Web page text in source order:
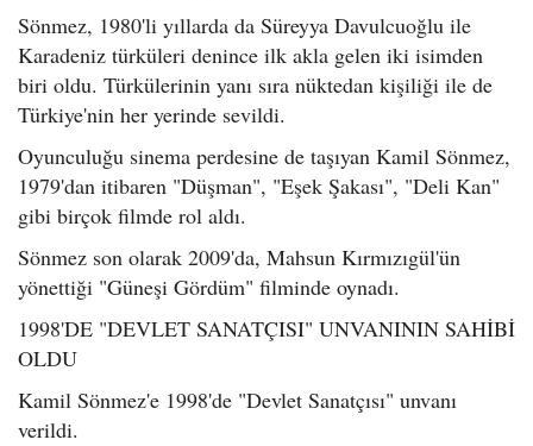
Sönmez, 1980'li yıllarda da Süreyya Davulcuoğlu ile
Karadeniz türküleri denince ilk akla gelen iki isimden
biri oldu. Türkülerinin yanı sıra nüktedan kişiliği ile de
Türkiye'nin her yerinde sevildi.
Oyunculuğu sinema perdesine de taşıyan Kamil Sönmez,
1979'dan itibaren "Düşman", "Eşek Şakası", "Deli Kan"
gibi birçok filmde rol aldı.
Sönmez son olarak 2009'da, Mahsun Kırmızıgül'ün
yönettiği "Güneşi Gördüm" filminde oynadı.
1998'DE "DEVLET SANATÇISI" UNVANININ SAHİBİ
OLDU
Kamil Sönmez'e 1998'de "Devlet Sanatçısı" unvanı
verildi.